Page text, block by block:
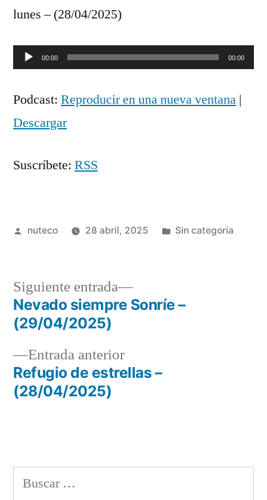
lunes – (28/04/2025)
Reproductor
audio
00:00 00:00
Podcast: Reproducir en una nueva ventana |
Descargar
Suscríbete: RSS
Publicada
nuteco 28 abril, 2025
Publicada
Sin categoría
Navegación
entradas
Entrada anteriorEntrada
anterior:
Refugio de estrellas –
(28/04/2025)
Siguiente entrada
Siguiente
entrada:
Nevado siempre Sonríe –
(29/04/2025)
Buscar: